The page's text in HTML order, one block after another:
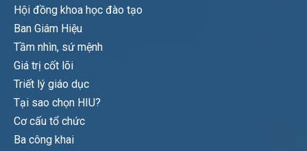
Hội đồng khoa học đào tạo
Ban Giám Hiệu
Tầm nhìn, sứ mệnh
Giá trị cốt lõi
Triết lý giáo dục
Tại sao chọn HIU?
Cơ cấu tổ chức
Ba công khai